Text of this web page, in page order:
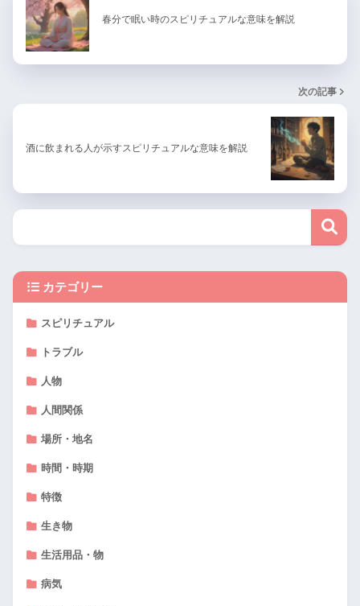
春分で眠い時のスピリチュアルな意味を解説
次の記事
酒に飲まれる人が示すスピリチュアルな意味を解説
カテゴリー
スピリチュアル
トラブル
人物
人間関係
場所・地名
時間・時期
特徴
生き物
生活用品・物
病気